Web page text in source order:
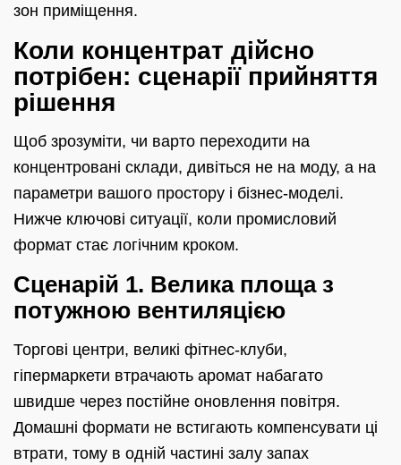
зон приміщення.
Коли концентрат дійсно
потрібен: сценарії прийняття
рішення
Щоб зрозуміти, чи варто переходити на
концентровані склади, дивіться не на моду, а на
параметри вашого простору і бізнес-моделі.
Нижче ключові ситуації, коли промисловий
формат стає логічним кроком.
Сценарій 1. Велика площа з
потужною вентиляцією
Торгові центри, великі фітнес-клуби,
гіпермаркети втрачають аромат набагато
швидше через постійне оновлення повітря.
Домашні формати не встигають компенсувати ці
втрати, тому в одній частині залу запах